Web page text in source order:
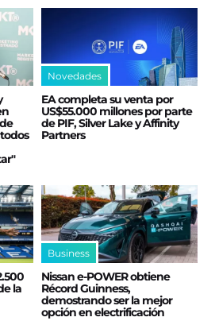
Novedades
EA completa su venta por
US$55.000 millones por parte
de PIF, Silver Lake y Affinity
Partners
la
Business
Nissan e‑POWER obtiene
Récord Guinness,
demostrando ser la mejor
opción en electrificación